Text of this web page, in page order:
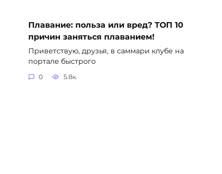
Плавание: польза или вред? ТОП 10
причин заняться плаванием!
Приветствую, друзья, в саммари клубе на
портале быстрого
0 5.8к.